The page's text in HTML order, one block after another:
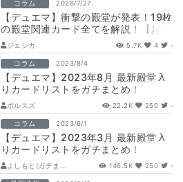
コラム 2026/7/27
【デュエマ】衝撃の殿堂が発表！19枚
の殿堂関連カード全てを解説！【お目
覚めメイ様/ダーバンデ/レヴィヤ/ゾン
ビ…
ジェシカ 5.7K 4 -
コラム 2023/8/4
【デュエマ】2023年8月 最新殿堂入
りカードリストをガチまとめ！
ボルスズ 22.2K 250 -
コラム 2023/6/1
【デュエマ】2023年3月 最新殿堂入
りカードリストをガチまとめ！
よしもと(ガチま... 146.5K 250 -